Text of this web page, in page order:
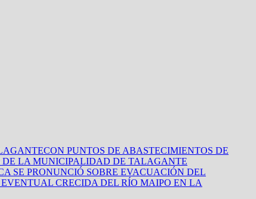
CON PUNTOS DE ABASTECIMIENTOS DE
DE LA MUNICIPALIDAD DE TALAGANTE
SE PRONUNCIÓ SOBRE EVACUACIÓN DEL
CRECIDA DEL RÍO MAIPO EN LA